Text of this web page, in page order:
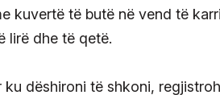
kuvertë të butë në vend të
lirë dhe të qetë.
dëshironi të shkoni,